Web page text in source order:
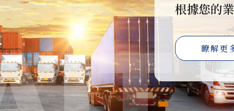
根據您的
瞭解更